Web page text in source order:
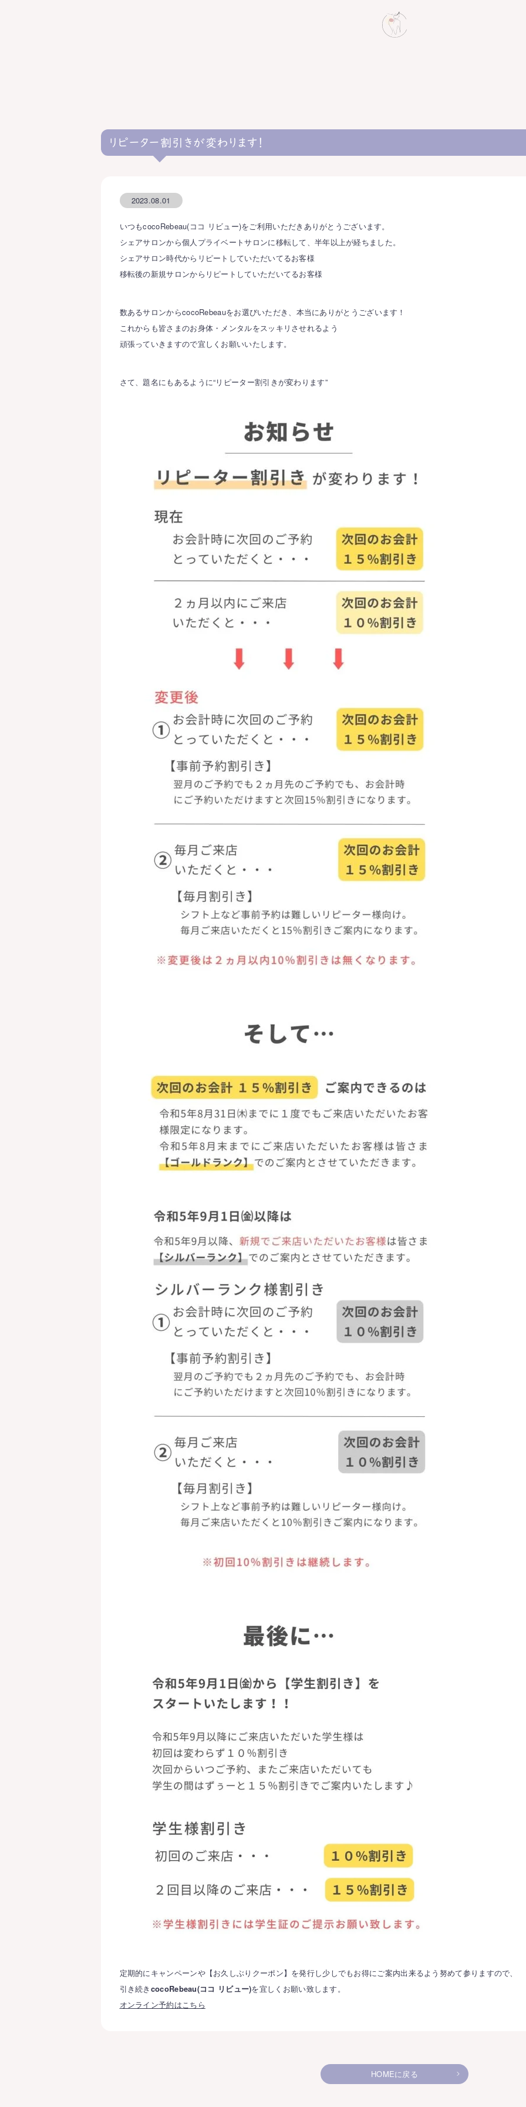
ココリビューについて
こんなお悩みありませんか？
施術メニュー
よくあるご質問
Before&After
おともだち募集中！
リピーター割引きが変わります！
2023.08.01
いつもcocoRebeau(ココ リビュー)をご利用いただきありがとうございます。
シェアサロンから個人プライベートサロンに移転して、半年以上が経ちました。
シェアサロン時代からリピートしていただいてるお客様
移転後の新規サロンからリピートしていただいてるお客様
数あるサロンからcocoRebeauをお選びいただき、本当にありがとうございます！
これからも皆さまのお身体・メンタルをスッキリさせれるよう
頑張っていきますので宜しくお願いいたします。
さて、題名にもあるように“リピーター割引きが変わります”
定期的にキャンペーンや【お久しぶりクーポン】を発行し少しでもお得にご案内出来るよう努めて参りますので、
引き続き cocoRebeau(ココ リビュー)を宜しくお願い致します。
オンライン予約はこちら
HOMEに戻る